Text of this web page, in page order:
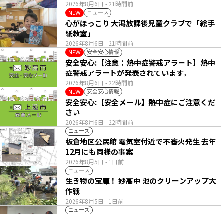
2026年8月6日 - 21時間前
NEW ニュース
2026年8月6日 - 21時間前
心がほっこり 大潟放課後児童クラブで「絵手
紙教室」
NEW 安全安心情報
2026年8月6日 - 22時間前
安全安心:【注意：熱中症警戒アラート】熱中
症警戒アラートが発表されています。
NEW 安全安心情報
2026年8月6日 - 22時間前
安全安心:【安全メール】熱中症にご注意くだ
さい
ニュース
2026年8月5日 - 1日前
板倉地区公民館 電気室付近で不審火発生 去年
12月にも同様の事案
ニュース
2026年8月5日 - 1日前
生き物の宝庫！ 妙高中 池のクリーンアップ大
作戦
ニュース